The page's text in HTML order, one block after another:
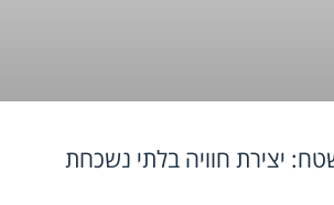
יצירת חוויה בלתי נשכחת